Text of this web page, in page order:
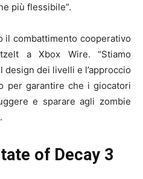
più flessibile”.
il combattimento cooperativo
a Xbox Wire. “Stiamo
dei livelli e l’approccio
per garantire che i giocatori
e sparare agli zombie
of Decay 3